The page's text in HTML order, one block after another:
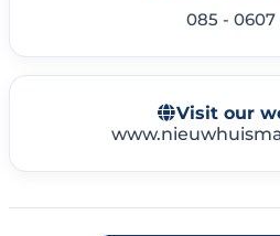
085 - 0607
Visit our